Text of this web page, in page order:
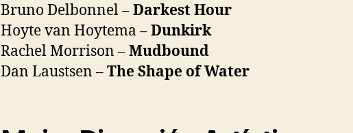
Bruno Delbonnel –Darkest Hour
Hoyte van Hoytema –Dunkirk
Rachel Morrison –Mudbound
Dan Laustsen –The Shape of Water